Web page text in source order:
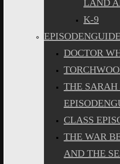
LAND
K-9
DOCTOR
THE SARAH
CLASS
THE WAR
AND THE